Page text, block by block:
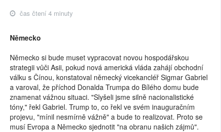
čas čtení 4 minuty
Německo
Německo si bude muset vypracovat novou hospodářskou
strategii vůči Asii, pokud nová americká vláda zahájí obchodní
válku s Čínou, konstatoval německý vicekancléř Sigmar Gabriel
a varoval, že příchod Donalda Trumpa do Bílého domu bude
znamenat vážnou situaci. "Slyšeli jsme silně nacionalistické
tóny," řekl Gabriel. Trump to, co řekl ve svém inauguračním
projevu, "mínil nesmírně vážně" a bude to realizovat. Proto se
musí Evropa a Německo sjednotit "na obranu našich zájmů".